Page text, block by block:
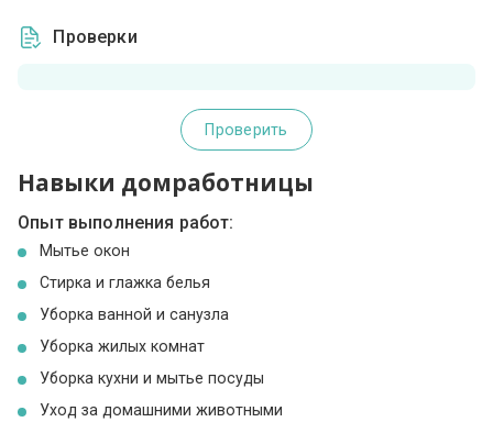
Проверки
Проверить
Навыки домработницы
Опыт выполнения работ:
Мытье окон
Стирка и глажка белья
Уборка ванной и санузла
Уборка жилых комнат
Уборка кухни и мытье посуды
Уход за домашними животными